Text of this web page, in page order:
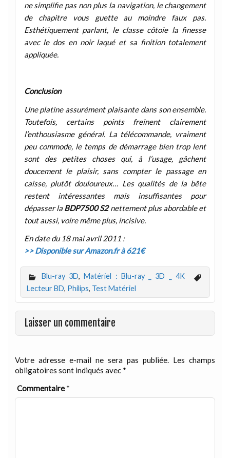
ne simplifie pas non plus la navigation, le changement
de chapitre vous guette au moindre faux pas.
Esthétiquement parlant, le classe côtoie la finesse
avec le dos en noir laqué et sa finition totalement
appliquée.
Conclusion
Une platine assurément plaisante dans son ensemble.
Toutefois, certains points freinent clairement
l’enthousiasme général. La télécommande, vraiment
peu commode, le temps de démarrage bien trop lent
sont des petites choses qui, à l’usage, gâchent
doucement le plaisir, sans compter le passage en
caisse, plutôt douloureux… Les qualités de la bête
restent intéressantes mais insuffisantes pour
dépasser la BDP7500 S2nettement plus abordable et
tout aussi, voire même plus, incisive.
En date du 18 mai avril 2011 :
>> Disponible sur Amazon.fr à 621€
Blu-ray 3D,Matériel : Blu-ray _ 3D _ 4K
Lecteur BD, Philips, Test Matériel
Laisser un commentaire
Votre adresse e-mail ne sera pas publiée. Les champs
obligatoires sont indiqués avec *
Commentaire*